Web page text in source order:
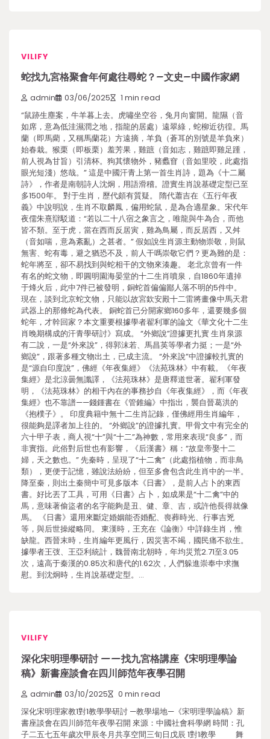
VILIFY
蛇找九宮格聚會年何處往尋蛇？–文史–中國作家網
admin 03/06/2025 1 min read
“鼠跡生塵案，牛羊暮上去。虎嘯坐空谷，兔月向窗開。龍隰（音
如席，意為低洼濕潤之地，指龍的居處）遠翠綠，蛇柳近彷徨。馬
蘭（即馬藺，又稱馬蘭花）方遠摘，羊負（蒼耳的別號是羊負來）
始春栽。猴栗（即板栗）羞芳果，雞蹠（音如志，雞蹠即雞足踵，
前人視為甘旨）引清杯。狗其懷物外，豬蠡窅（音如里咬，此處指
眼光短淺）悠哉。” 這是中國汗青上第一首生肖詩，題為《十二屬
詩》，作者是南朝詩人沈炯，用語滑稽。證實生肖說基礎定型已至
多1500年。 對于生肖，歷代頗有質疑。 隋代蕭吉在《五行年夜
義》中說明說，生肖不取麟鳳，偏用蛇鼠，是為合適星象。宋代年
夜儒朱熹辯駁道：“若以二十八宿之象言之，唯龍與牛為合，而他
皆不類。至于虎，當在西而反居寅，雞為鳥屬，而反居西，又舛
（音如喘，意為紊亂）之甚者。” 假如說生肖源主動物崇敬，則鼠
無害、蛇有毒，避之猶恐不及，前人干嗎崇敬它們？更為難的是：
蛇年將至，卻不易找到與蛇相干的文物來湊趣。 老北京曾有一件
有名的蛇文物，即圓明園海晏堂的十二生肖噴泉，自1860年遺掉
于烽火后，此中7件已被發明，銅蛇首偏偏鄙人落不明的5件中。
現在，談到北京蛇文物，只能以故宮欽安殿十二雷將畫像中馬天君
武器上的那條蛇為代表。 銅蛇首已分開家鄉160多年，還要幾多個
蛇年，才幹回家？本文重要根據學者翟利軍的論文《華文化十二生
肖晚期構成的汗青學研討》寫成。 “外鄉說”證據更扎實 生肖泉源
有二說，一是“外來說”，得郭沫若、馬昌英等學者力挺；一是“外
鄉說”，跟著多種文物出土，已成主流。 “外來說”中證據較扎實的
是“源自印度說”，佛經《年夜集經》《法苑珠林》中有載。《年夜
集經》是北涼曇無讖譯，《法苑珠林》是唐釋道世著。翟利軍發
明，《法苑珠林》的相干內在的事務抄自《年夜集經》，而《年夜
集經》也不靠譜——錢鍾書在《管錐編》中指出，襲自晉葛洪的
《抱樸子》。 印度典籍中無十二生肖記錄，僅佛經用生肖編年，
很能夠是譯者加上往的。 “外鄉說”的證據扎實。甲骨文中有完全的
六十甲子表，商人視“十”與“十二”為神數，常用來表現“良多”，而
非實指。此俗對后世也有影響，《后漢書》稱：“故皇帝娶十二
婦，天之數也。” 先秦時，呈現了“十二禽”（此處指植物，而非鳥
類），更便于記憶，雖說法紛紛，但至多會包含此生肖中的一半。
降至秦，則出土秦簡中可見多版本《日書》，是前人占卜的東西
書。好比丟了工具，可用《日書》占卜，如成果是“十二禽”中的
馬，意味著偷盜者的名字能夠是丑、健、章、吉，或許他長得就像
馬。 《日書》還用來斷定婚姻能否婚配、喪葬時光、行事吉兇
等，與后世操縱略同。 東漢時，王充在《論衡》中詳錄生肖，惟
缺龍。西晉末時，生肖編年更風行，因災害不竭，國民痛不欲生。
據學者王弢、王亞利統計，魏晉南北朝時，年均災荒2.71至3.05
次，遠高于秦漢的0.85次和唐代的1.62次，人們躲進崇奉中求撫
慰。到沈炯時，生肖說基礎定型。…
VILIFY
深化宋明理學研討 ——找九宮格講座《宋明理學論
稿》新書座談會在四川師范年夜學召開
admin 03/10/2025 0 min read
深化宋明理家教1對1教學學研討 —教學場地—《宋明理學論稿》新
書座談會在四川師范年夜學召開 來源：中國社會科學網 時間：孔
子二五七五年歲次甲辰冬月共享空間三旬日戊辰 1對1教學 舞